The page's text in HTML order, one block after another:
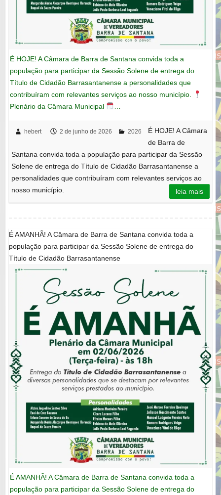
É HOJE! A Câmara de Barra de Santana convida toda a
população para participar da Sessão Solene de entrega do
Título de Cidadão Barrasantanense a personalidades que
contribuíram com relevantes serviços ao nosso município.
Plenário da Câmara Municipal
hebert 2 de junho de 2026 2026
É HOJE! A Câmara
de Barra de
Santana convida toda a população para participar da Sessão
Solene de entrega do Título de Cidadão Barrasantanense a
personalidades que contribuíram com relevantes serviços ao
nosso município.
leia mais
É AMANHÃ! A Câmara de Barra de Santana convida toda a
população para participar da Sessão Solene de entrega do
Título de Cidadão Barrasantanense
É AMANHÃ! A Câmara de Barra de Santana convida toda a
população para participar da Sessão Solene de entrega do